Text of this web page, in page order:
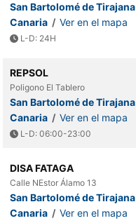
San Bartolomé de Tirajana
Canaria / Ver en el mapa
L-D: 24H
REPSOL
Poligono El Tablero
San Bartolomé de Tirajana
Canaria / Ver en el mapa
L-D: 06:00-23:00
DISA FATAGA
Calle NEstor Álamo 13
San Bartolomé de Tirajana
Canaria / Ver en el mapa